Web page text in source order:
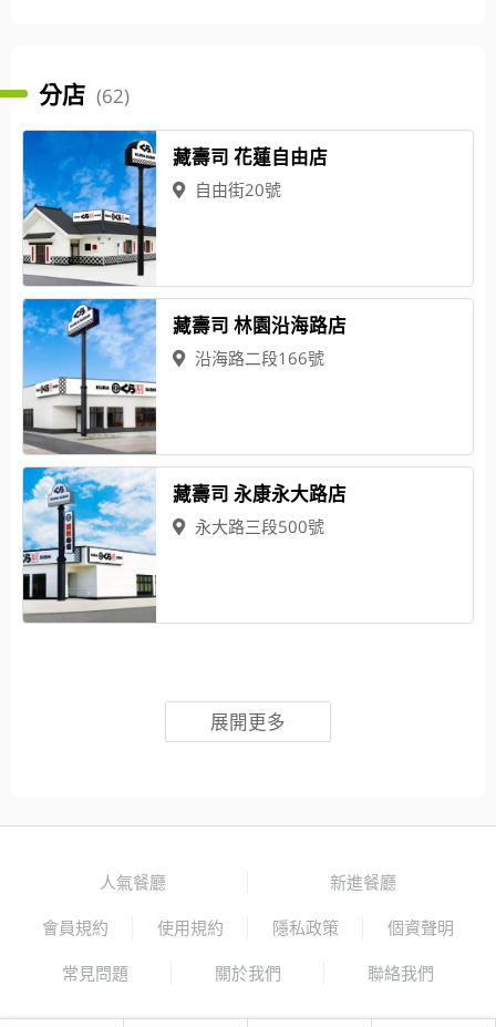
分店 (62)
藏壽司 花蓮自由店
自由街20號
藏壽司 林園沿海路店
沿海路二段166號
藏壽司 永康永大路店
永大路三段500號
展開更多
人氣餐廳 新進餐廳
會員規約 使用規約 隱私政策 個資聲明
常見問題 關於我們 聯絡我們